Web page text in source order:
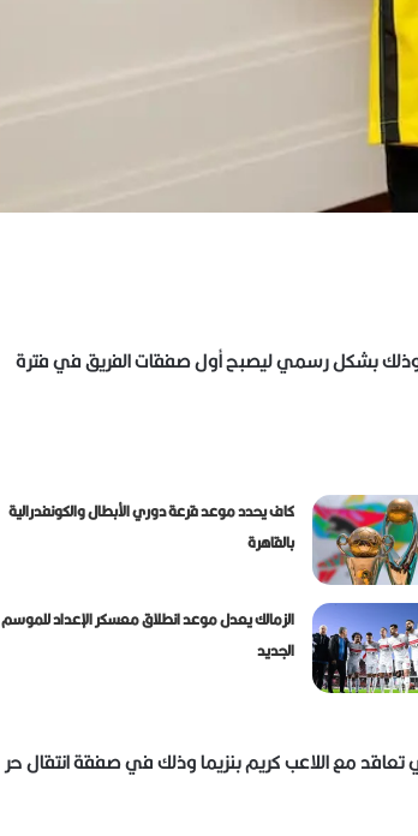
وذلك بشكل رسمي ليصبح أول صفقات الفريق في فترة
كاف يحدد موعد قرعة دوري الأبطال والكونفدرالية
بالقاهرة
الزمالك يعدل موعد انطلاق معسكر الإعداد للموسم
الجديد
مع اللاعب كريم بنزيما وذلك في صفقة انتقال حر